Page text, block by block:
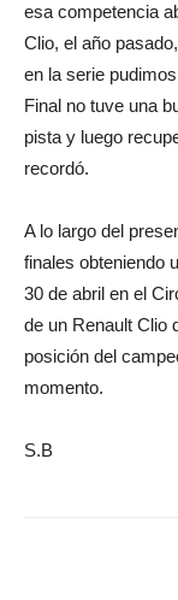
esa competencia
Clio, el año
en la serie
Final no tuve una
pista y luego
recordó.
A lo largo del
finales obteniendo
30 de abril en el
de un Renault Clio
posición del
momento.
S.B